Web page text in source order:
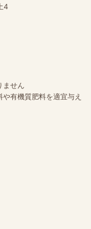
4
ません
有機質肥料を適宜与え